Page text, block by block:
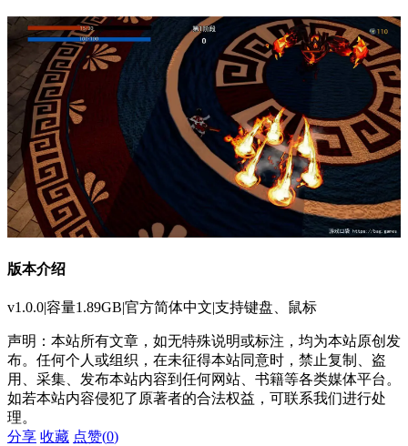
版本介绍
v1.0.0|容量1.89GB|官方简体中文|支持键盘、鼠标
声明：本站所有文章，如无特殊说明或标注，均为本站原创发
布。任何个人或组织，在未征得本站同意时，禁止复制、盗
用、采集、发布本站内容到任何网站、书籍等各类媒体平台。
如若本站内容侵犯了原著者的合法权益，可联系我们进行处
理。
分享 收藏 点赞(0)